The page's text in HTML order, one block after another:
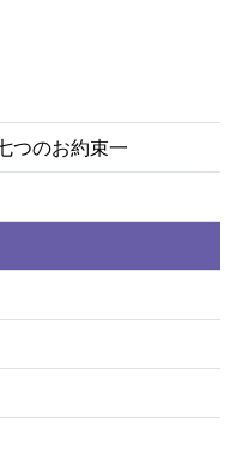
つのお約束一